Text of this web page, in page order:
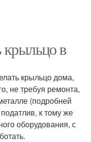
крыльцо в
крыльцо дома,
не требуя ремонта,
(подробней
к тому же
оборудования, с